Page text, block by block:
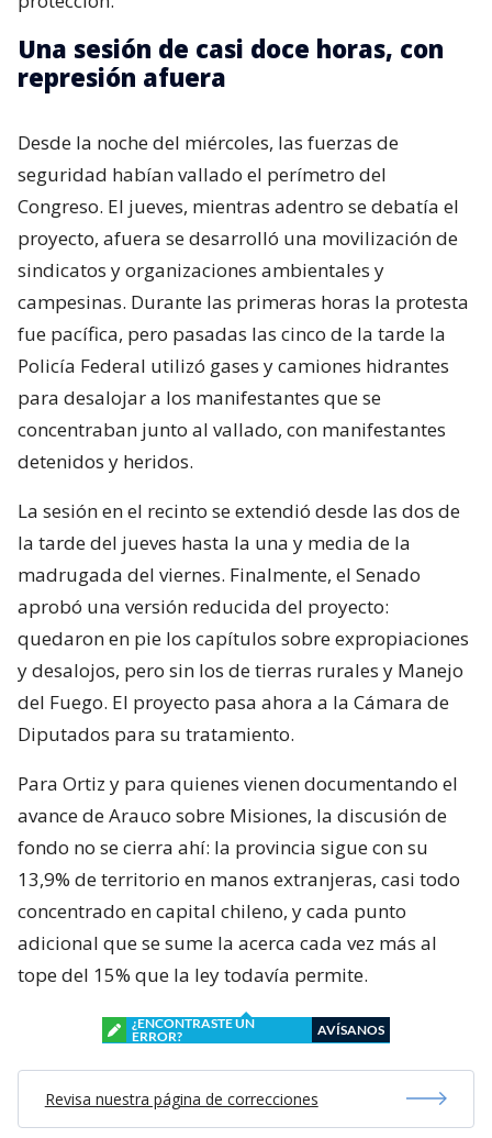
Una sesión de casi doce horas, con
represión afuera
Desde la noche del miércoles, las fuerzas de
seguridad habían vallado el perímetro del
Congreso. El jueves, mientras adentro se debatía el
proyecto, afuera se desarrolló una movilización de
sindicatos y organizaciones ambientales y
campesinas. Durante las primeras horas la protesta
fue pacífica, pero pasadas las cinco de la tarde la
Policía Federal utilizó gases y camiones hidrantes
para desalojar a los manifestantes que se
concentraban junto al vallado, con manifestantes
detenidos y heridos.
La sesión en el recinto se extendió desde las dos de
la tarde del jueves hasta la una y media de la
madrugada del viernes. Finalmente, el Senado
aprobó una versión reducida del proyecto:
quedaron en pie los capítulos sobre expropiaciones
y desalojos, pero sin los de tierras rurales y Manejo
del Fuego. El proyecto pasa ahora a la Cámara de
Diputados para su tratamiento.
Para Ortiz y para quienes vienen documentando el
avance de Arauco sobre Misiones, la discusión de
fondo no se cierra ahí: la provincia sigue con su
13,9% de territorio en manos extranjeras, casi todo
concentrado en capital chileno, y cada punto
adicional que se sume la acerca cada vez más al
tope del 15% que la ley todavía permite.
¿ENCONTRASTE UN
ERROR?
AVÍSANOS
Revisa nuestra página de correcciones